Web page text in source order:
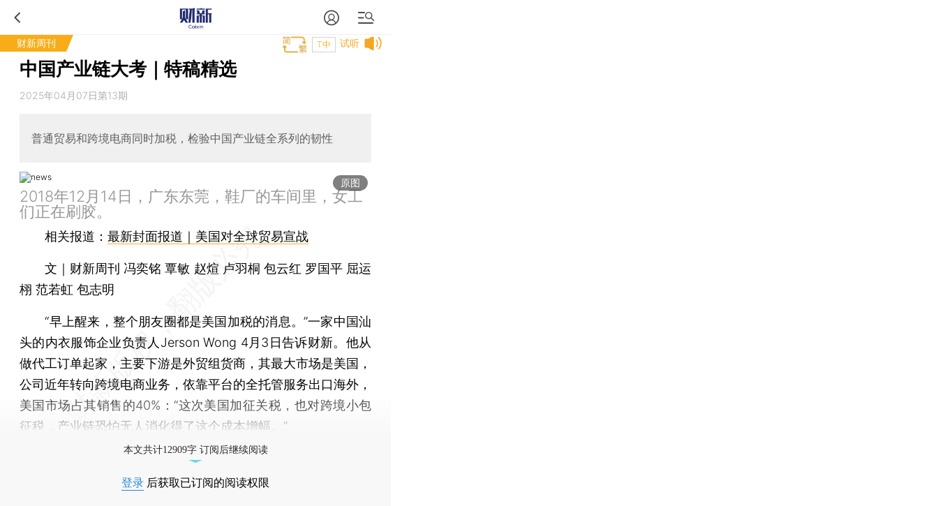
财新周刊 试听
T中
中国产业链大考｜特稿精选
2025年04月07日第13期
普通贸易和跨境电商同时加税，检验中国产业链全系列的韧性
原图
2018年12月14日，广东东莞，鞋厂的车间里，女工
们正在刷胶。
相关报道： 最新封面报道｜美国对全球贸易宣战
文｜财新周刊 冯奕铭 覃敏 赵煊 卢羽桐 包云红 罗国平 屈运
栩 范若虹 包志明
“早上醒来，整个朋友圈都是美国加税的消息。”一家中国汕
头的内衣服饰企业负责人Jerson Wong 4月3日告诉财新。他从
做代工订单起家，主要下游是外贸组货商，其最大市场是美国，
公司近年转向跨境电商业务，依靠平台的全托管服务出口海外，
美国市场占其销售的40%：“这次美国加征关税，也对跨境小包
征税，产业链恐怕无人消化得了这个成本增幅。”
本文共计12909字 订阅后继续阅读
登录 后获取已订阅的阅读权限